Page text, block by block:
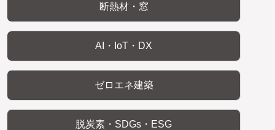
断熱材・窓
AI・IoT・DX
ゼロエネ建築
脱炭素・SDGs・ESG